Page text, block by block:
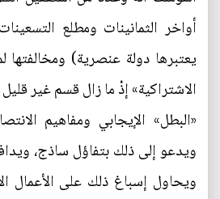
أواخر الثمانينات ومطلع
يعتبرها دولة عنصرية) ومخالفتها
الاشتراكية» إذْ ما زال قسم غير
«البطل» الإيجابي ومفاهيم
ويدعو إلى ذلك بتفاؤل ساذج،
ويحاول إسباغ ذلك على الأعمال